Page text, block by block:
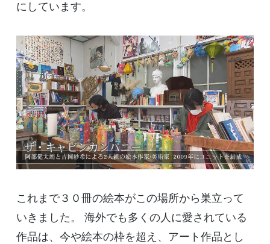
にしています。
これまで３０冊の絵本がこの場所から巣立って
いきました。 海外でも多くの人に愛されている
作品は、今や絵本の枠を超え、アート作品とし